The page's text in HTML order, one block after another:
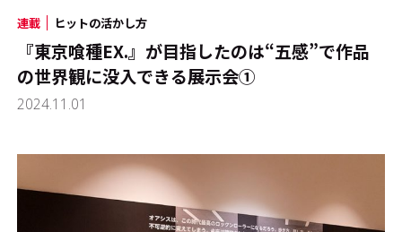
連載 ヒットの活かし方
『東京喰種EX.』が目指したのは“五感”で作品
の世界観に没入できる展示会①
2024.11.01